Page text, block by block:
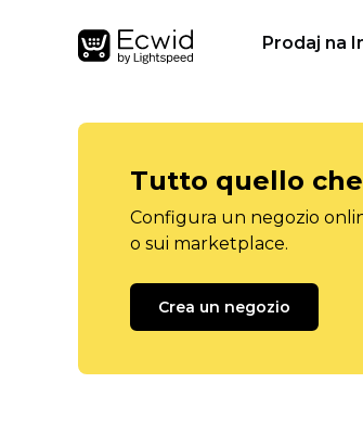
Prodaj na
Tutto quello
Configura un negozio
o sui marketplace.
Crea un negozio